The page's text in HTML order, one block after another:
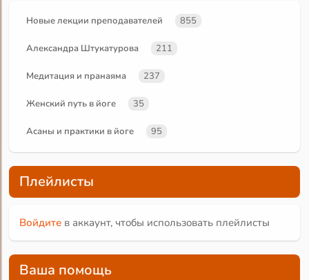
Новые лекции преподавателей 855
Александра Штукатурова 211
Медитация и пранаяма 237
Женский путь в йоге 35
Асаны и практики в йоге 95
Плейлисты
Войдите в аккаунт, чтобы использовать плейлисты
Ваша помощь